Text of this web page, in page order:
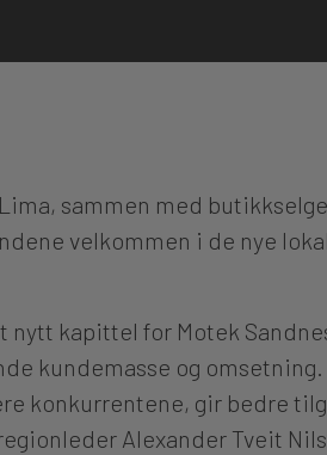
sammen med
velkommen i de nye
nytt kapittel for Motek
kundemasse og
konkurrentene, gir bedre
Alexander Tveit